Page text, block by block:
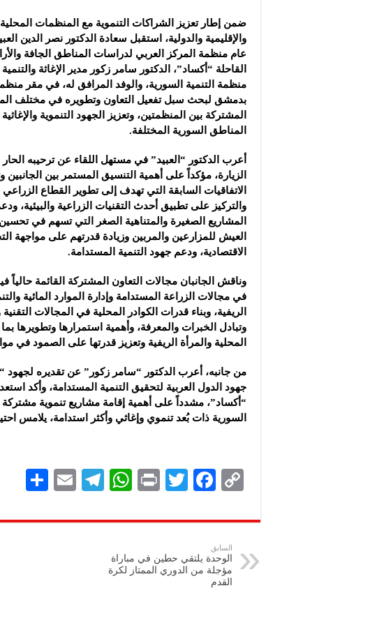
شركة “كاربوباتش”: المعرض منصة
شركة “جالكسي أوتوميشن”: المعارض
ضمن إطار تعزيز الشراكات التنموية مع المنظمات المحلية
والإقليمية والدولية، استقبل سعادة الدكتور نصر الدين
عام منظمة المركز العربي لدراسات المناطق الجافة
القاحلة “أكساد”، الدكتور سامر زكور مدير الإغاثة
منظمة التنمية السورية، والوفد المرافق له، في مقر
بدمشق لبحث سبل تفعيل التعاون وتطويره في مختلف
المشتركة بين المنظمتين، وتعزيز الجهود التنموية
المناطق السورية المختلفة.
أعرب الدكتور “العبيد” في مستهل اللقاء عن ترحيبه الحار
الزيارة، مؤكداً على أهمية التنسيق المستمر بين الجانبين
الاتفاقيات السابقة التي تهدف إلى تطوير القطاع الزراعي
والتركيز على تطبيق أحدث التقنيات الزراعية والبيئية،
المشاريع الصغيرة والمتناهية الصغر التي تسهم في
العيش للمزارعين والمربين وزيادة قدرتهم على مواجهة
الاقتصادية، ودعم جهود التنمية المستدامة.
وناقش الجانبان مجالات التعاون المشتركة القائمة حالياً
في مجالات الزراعة المستدامة وإدارة الموارد المائية
الريفية، وبناء قدرات الكوادر المحلية في المجالات التقنية
وتبادل الخبرات والمعرفة، وأهمية استمرارها وتطويرها
المحلية والمرأة الريفية وتعزيز قدرتها على الصمود في
من جانبه، أعرب الدكتور “سامر زكور” عن تقديره لجهود
جهود الدول العربية لتحقيق التنمية المستدامة، وأكد
“أكساد”، مشدداً على أهمية إقامة مشاريع تنموية مشتركة
السورية ذات بُعد تنموي وإغاثي وأكثر استدامة، يلامس
C
p
y
Li
n
F
eb
k
T
tt
P
nt
W
at
A
Te
gr
E
ai
ar
السابق
الوحدة يلتقي حطين في مباراة
مؤجلة من الدوري الممتاز لكرة
القدم